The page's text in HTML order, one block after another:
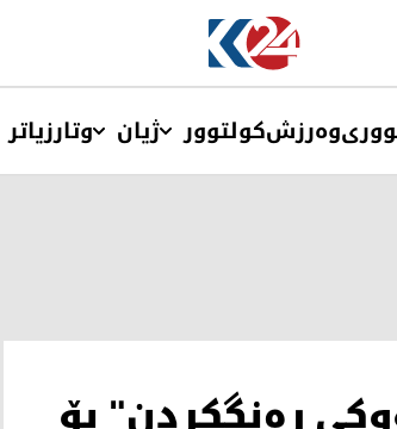
وەرزشکولتوور ژیان وتارزیاتر